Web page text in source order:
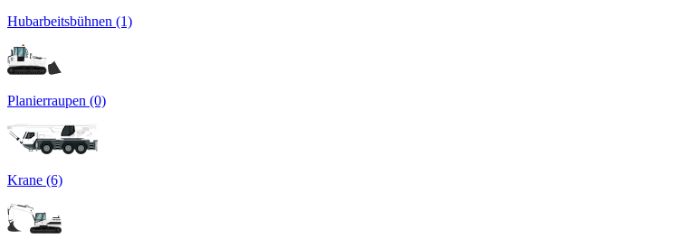
Hubarbeitsbühnen (1)
Planierraupen (0)
Krane (6)